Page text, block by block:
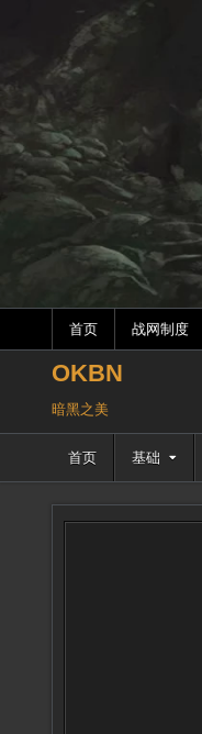
容
首页 战网制度
OKBN
暗黑之美
首页 基础